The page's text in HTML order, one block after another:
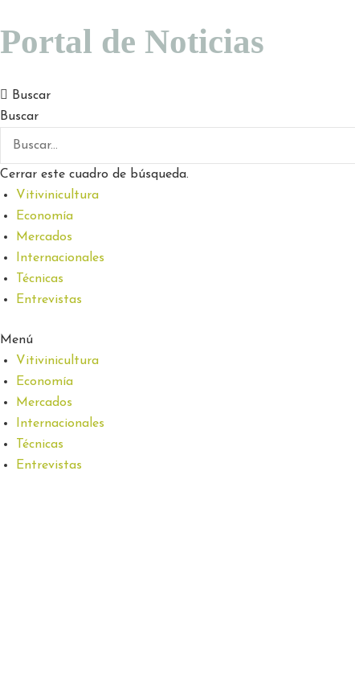
Portal de Noticias
Buscar
Buscar
Cerrar este cuadro de búsqueda.
Vitivinicultura
Economía
Mercados
Internacionales
Técnicas
Entrevistas
Menú
Vitivinicultura
Economía
Mercados
Internacionales
Técnicas
Entrevistas